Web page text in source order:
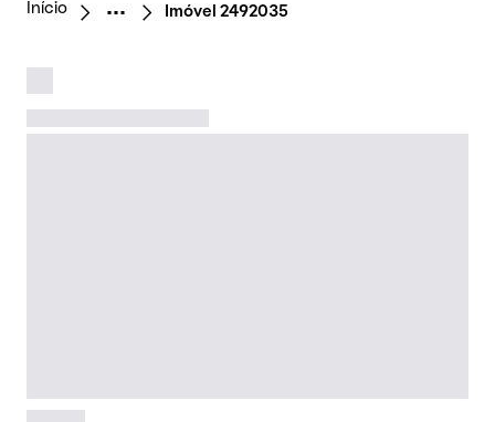
Início Imóvel 2492035